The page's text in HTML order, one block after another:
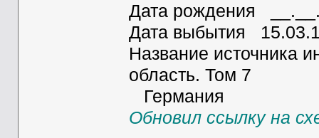
Дата рождения
Дата выбытия
Название источника
область. Том 7
Германия
Обновил ссылку на